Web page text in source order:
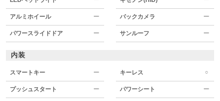
アルミホイール ー バックカメラ ー
パワースライドドア ー サンルーフ ー
内装
スマートキー ー キーレス ○
プッシュスタート ー パワーシート ー